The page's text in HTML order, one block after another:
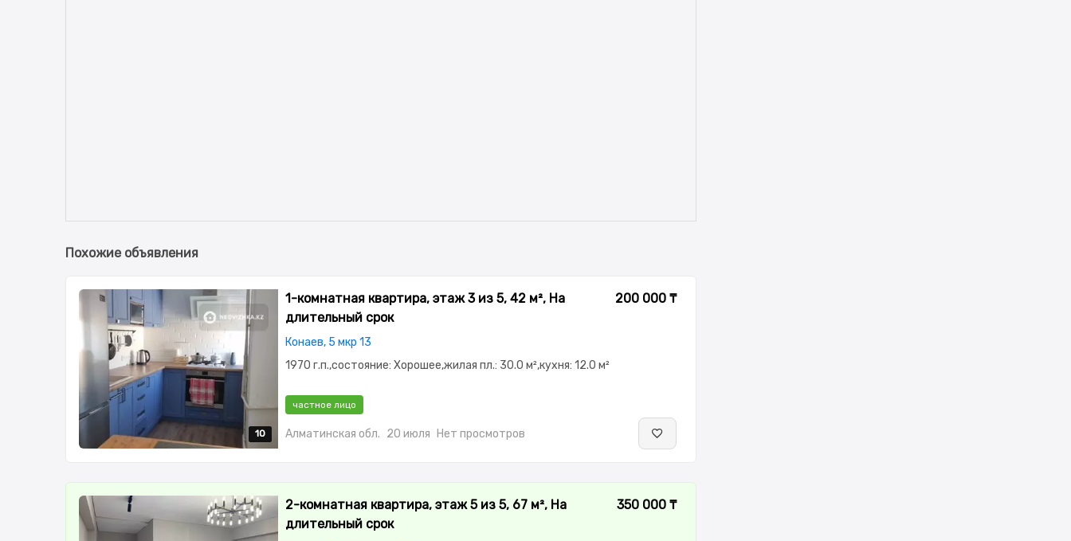
Похожие объявления
10
10
10
10
10
1-комнатная квартира, этаж 3 из 5, 42 м², На
длительный срок
Конаев, 5 мкр 13
200 000 ₸
1970 г.п.,состояние: Хорошее,жилая пл.: 30.0 м²,кухня: 12.0 м²
частное лицо
Алматинская обл. 20 июля Нет просмотров
2-комнатная квартира, этаж 5 из 5, 67 м², На
длительный срок
350 000 ₸